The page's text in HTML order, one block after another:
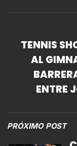
TENNIS
AL
ENTRE
DUSAN
PRÓXIMO POST